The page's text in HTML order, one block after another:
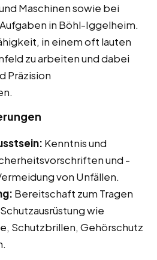
Maschinen sowie bei
in Böhl-Iggelheim.
in einem oft lauten
zu arbeiten und dabei
Präzision
Kenntnis und
und -
von Unfällen.
Bereitschaft zum Tragen
wie
Schutzbrillen, Gehörschutz